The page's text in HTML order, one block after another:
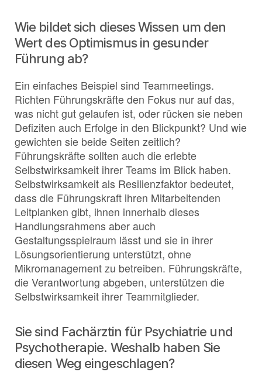
Wie bildet sich dieses Wissen um den
Wert des Optimismus in gesunder
Führung ab?
Ein einfaches Beispiel sind Teammeetings.
Richten Führungskräfte den Fokus nur auf das,
was nicht gut gelaufen ist, oder rücken sie neben
Defiziten auch Erfolge in den Blickpunkt? Und wie
gewichten sie beide Seiten zeitlich?
Führungskräfte sollten auch die erlebte
Selbstwirksamkeit ihrer Teams im Blick haben.
Selbstwirksamkeit als Resilienzfaktor bedeutet,
dass die Führungskraft ihren Mitarbeitenden
Leitplanken gibt, ihnen innerhalb dieses
Handlungsrahmens aber auch
Gestaltungsspielraum lässt und sie in ihrer
Lösungsorientierung unterstützt, ohne
Mikromanagement zu betreiben. Führungskräfte,
die Verantwortung abgeben, unterstützen die
Selbstwirksamkeit ihrer Teammitglieder.
Sie sind Fachärztin für Psychiatrie und
Psychotherapie. Weshalb haben Sie
diesen Weg eingeschlagen?